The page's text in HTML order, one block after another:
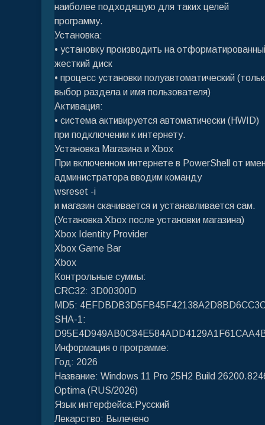
наиболее подходящую для таких целей
программу.
Установка:
• установку производить на
жесткий диск
• процесс установки полуавтоматический
выбор раздела и имя пользователя)
Активация:
• система активируется автоматически (HWID)
при подключении к интернету.
Установка Магазина и Xbox
При включенном интернете в PowerShell от
администратора вводим команду
wsreset -i
и магазин скачивается и устанавливается сам.
(Установка Xbox после установки магазина)
Xbox Identity Provider
Xbox Game Bar
Xbox
Контрольные суммы:
CRC32: 3D00300D
MD5:
SHA-1:
Информация о программе:
Год: 2026
Название: Windows 11 Pro 25H2 Build
Optima (RUS/2026)
Язык интерфейса:Русский
Лекарство: Вылечено